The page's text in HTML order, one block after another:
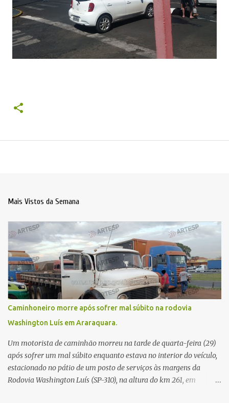
Mais Vistos da Semana
Caminhoneiro morre após sofrer mal súbito na rodovia
Washington Luís em Araraquara.
Um motorista de caminhão morreu na tarde de quarta-feira (29)
após sofrer um mal súbito enquanto estava no interior do veículo,
estacionado no pátio de um posto de serviços às margens da
Rodovia Washington Luís (SP-310), na altura do km 261, em